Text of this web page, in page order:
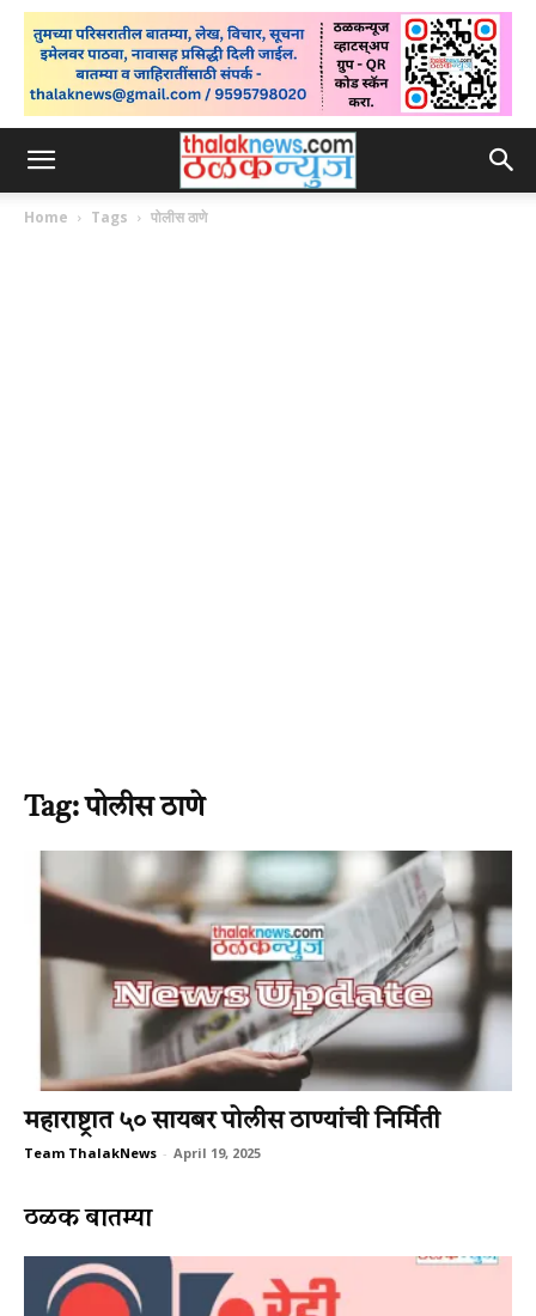
Home Tags पोलीस ठाणे
Tag: पोलीस ठाणे
महाराष्ट्रात ५० सायबर पोलीस ठाण्यांची निर्मिती
Team ThalakNews - April 19, 2025
ठळक बातम्या